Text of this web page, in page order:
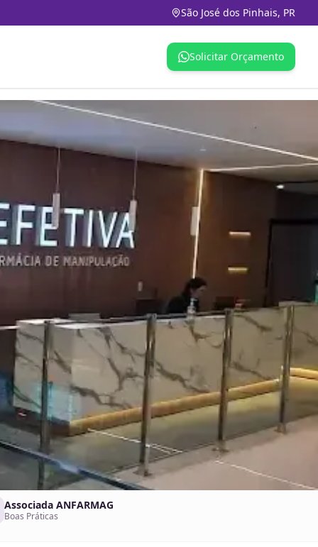
São José dos Pinhais, PR
Solicitar Orçamento
Associada ANFARMAG
Boas Práticas